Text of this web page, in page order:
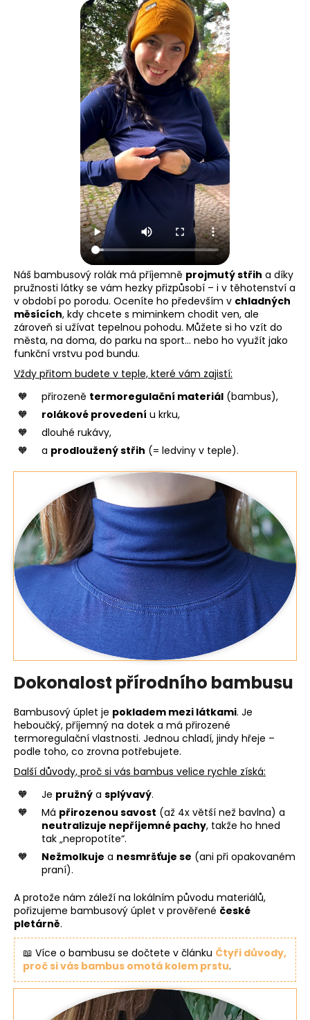
Náš bambusový rolák má příjemně projmutý střih a díky
pružnosti látky se vám hezky přizpůsobí – i v těhotenství a
v období po porodu. Oceníte ho především v chladných
měsících, kdy chcete s miminkem chodit ven, ale
zároveň si užívat tepelnou pohodu. Můžete si ho vzít do
města, na doma, do parku na sport… nebo ho využít jako
funkční vrstvu pod bundu.
Vždy přitom budete v teple, které vám zajistí:
přirozeně termoregulační materiál (bambus),
rolákové provedení u krku,
dlouhé rukávy,
a prodloužený střih (= ledviny v teple).
Dokonalost přírodního bambusu
Bambusový úplet je pokladem mezi látkami. Je
heboučký, příjemný na dotek a má přirozené
termoregulační vlastnosti. Jednou chladí, jindy hřeje –
podle toho, co zrovna potřebujete.
Další důvody, proč si vás bambus velice rychle získá:
Je pružný a splývavý.
Má přirozenou savost (až 4x větší než bavlna) a
neutralizuje nepříjemné pachy, takže ho hned
tak „nepropotíte“.
Nežmolkuje a nesmršťuje se (ani při opakovaném
praní).
A protože nám záleží na lokálním původu materiálů,
pořizujeme bambusový úplet v prověřené české
pletárně.
📖 Více o bambusu se dočtete v článku Čtyři důvody,
proč si vás bambus omotá kolem prstu.